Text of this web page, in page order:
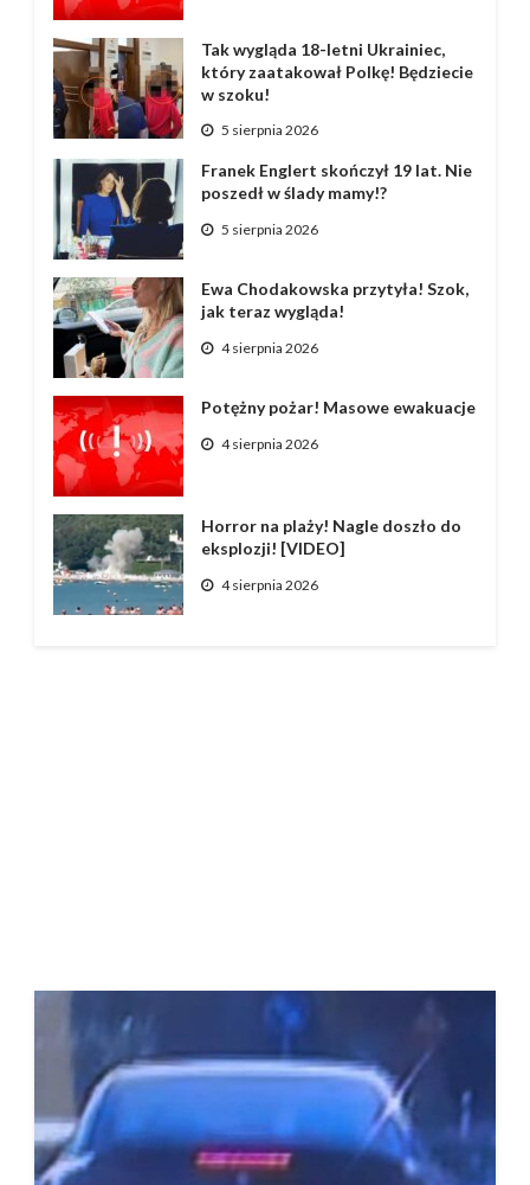
Tak wygląda 18-letni Ukrainiec,
który zaatakował Polkę! Będziecie
w szoku!
5 sierpnia 2026
Franek Englert skończył 19 lat. Nie
poszedł w ślady mamy!?
5 sierpnia 2026
Ewa Chodakowska przytyła! Szok,
jak teraz wygląda!
4 sierpnia 2026
Potężny pożar! Masowe ewakuacje
4 sierpnia 2026
Horror na plaży! Nagle doszło do
eksplozji! [VIDEO]
4 sierpnia 2026